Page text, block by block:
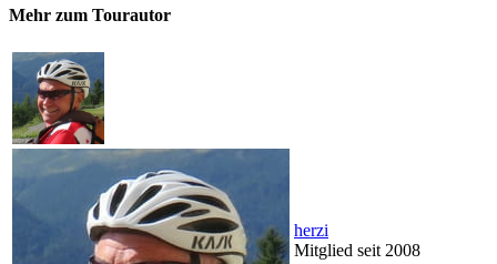
Mehr zum Tourautor
herzi
Mitglied seit 2008